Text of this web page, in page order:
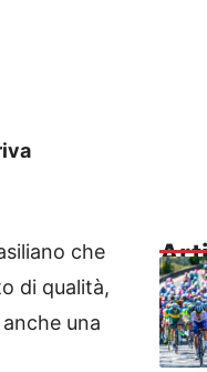
che
di qualità,
una